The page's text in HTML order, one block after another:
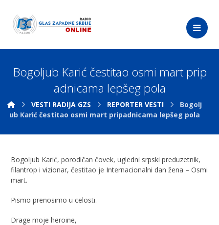
Bogoljub Karić čestitao osmi mart prip
adnicama lepšeg pola
VESTI RADIJA GZS REPORTER VESTI
Bogolj
ub Karić čestitao osmi mart pripadnicama lepšeg pola
Bogoljub Karić, porodičan čovek, ugledni srpski preduzetnik,
filantrop i vizionar, čestitao je Internacionalni dan žena – Osmi
mart.
Pismo prenosimo u celosti.
Drage moje heroine,